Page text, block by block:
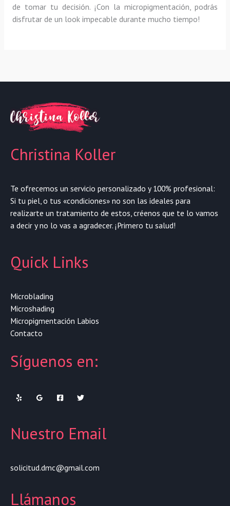
de tomar tu decisión. ¡Con la micropigmentación, podrás
disfrutar de un look impecable durante mucho tiempo!
Christina Koller
Te ofrecemos un servicio personalizado y 100% profesional:
Si tu piel, o tus «condiciones» no son las ideales para
realizarte un tratamiento de estos, créenos que te lo vamos
a decir y no lo vas a agradecer. ¡Primero tu salud!
Quick Links
Microblading
Microshading
Micropigmentación Labios
Contacto
Síguenos en:
Nuestro Email
solicitud.dmc@gmail.com
Llámanos